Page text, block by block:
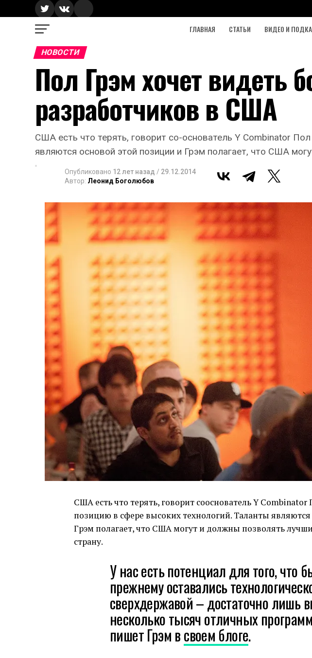
ГЛАВНАЯ СТАТЬИ ВИДЕО И
НОВОСТИ
Пол Грэм хочет видеть
разработчиков в США
США есть что терять, говорит со-основатель Y Combinator
являются основой этой позиции и Грэм полагает, что США
Опубликовано 12 лет назад / 29.12.2014
Автор: Леонид Боголюбов
США есть что терять, говорит сооснователь Y
позицию в сфере высоких технологий. Таланты
Грэм полагает, что США могут и должны позволять
страну.
У нас есть потенциал для того, что
прежнему оставались
сверхдержавой – достаточно лишь
несколько тысяч отличных
пишет Грэм всвоем блоге.